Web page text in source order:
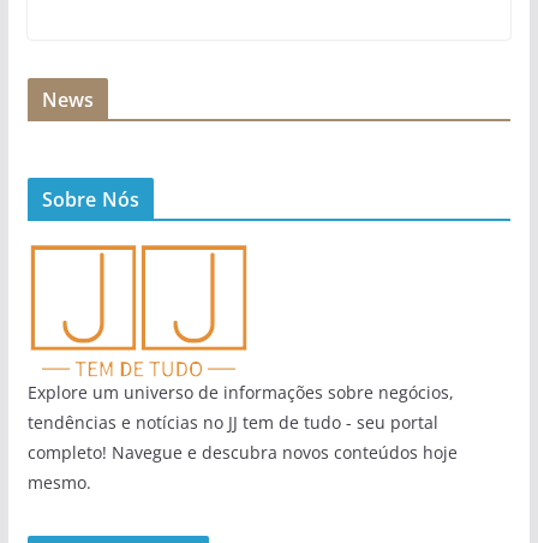
News
Sobre Nós
Explore um universo de informações sobre negócios,
tendências e notícias no JJ tem de tudo - seu portal
completo! Navegue e descubra novos conteúdos hoje
mesmo.